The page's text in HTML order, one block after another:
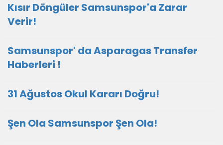
Kısır Döngüler Samsunspor'a Zarar
Verir!
Samsunspor' da Asparagas Transfer
Haberleri !
31 Ağustos Okul Kararı Doğru!
Şen Ola Samsunspor Şen Ola!